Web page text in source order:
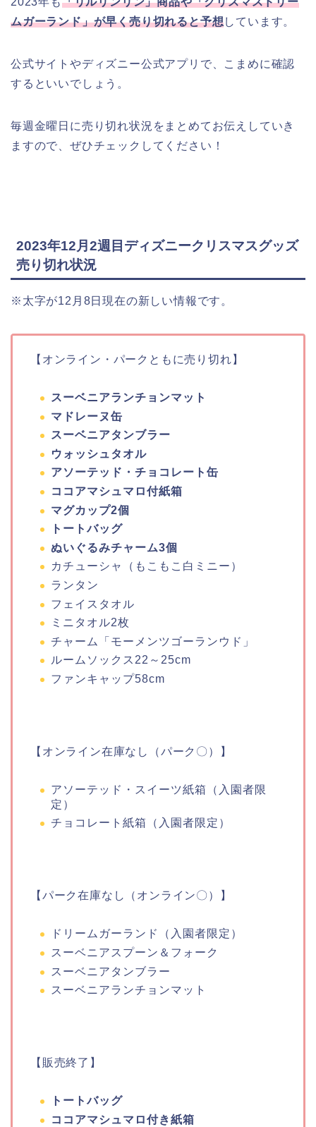
ムガーランド」が早く売り切れると予想しています。
公式サイトやディズニー公式アプリで、こまめに確認
するといいでしょう。
毎週金曜日に売り切れ状況をまとめてお伝えしていき
ますので、ぜひチェックしてください！
2023年12月2週目ディズニークリスマスグッズ
売り切れ状況
※太字が12月8日現在の新しい情報です。
【オンライン・パークともに売り切れ】
スーベニアランチョンマット
マドレーヌ缶
スーベニアタンブラー
ウォッシュタオル
アソーテッド・チョコレート缶
ココアマシュマロ付紙箱
マグカップ2個
トートバッグ
ぬいぐるみチャーム3個
カチューシャ（もこもこ白ミニー）
ランタン
フェイスタオル
ミニタオル2枚
チャーム「モーメンツゴーランウド」
ルームソックス22～25cm
ファンキャップ58cm
【オンライン在庫なし（パーク〇）】
アソーテッド・スイーツ紙箱（入園者限
定）
チョコレート紙箱（入園者限定）
【パーク在庫なし（オンライン〇）】
ドリームガーランド（入園者限定）
スーベニアスプーン＆フォーク
スーベニアタンブラー
スーベニアランチョンマット
【販売終了】
トートバッグ
ココアマシュマロ付き紙箱